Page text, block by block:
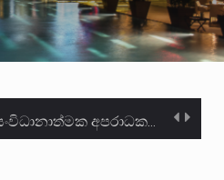
සංවිධානාත්මක අපරාධකරුවකු වන ලොකු පැටිගේ ප්‍රධාන වෙඩික්කරු බවට සැක කරන ගිං ගඟේ ගිල්වා මරා දමා…